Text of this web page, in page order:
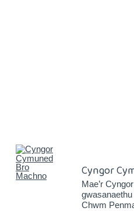
Cyngor
Mae’r
Chwm